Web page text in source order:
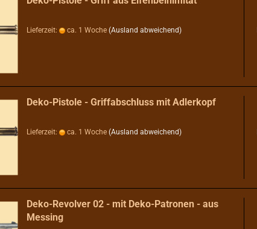
Lieferzeit: ca. 1 Woche (Ausland abweichend)
Deko-Pistole - Griffabschluss mit Adlerkopf
Lieferzeit: ca. 1 Woche (Ausland abweichend)
Deko-Revolver 02 - mit Deko-Patronen - aus
Messing